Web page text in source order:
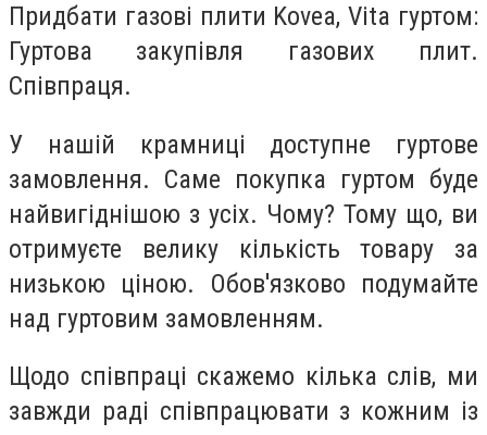
Придбати газові плити Kovea,Vita гуртом:
Гуртова закупівля газових плит.
Співпраця.
У нашій крамниці доступне гуртове
замовлення. Саме покупка гуртом буде
найвигіднішою з усіх. Чому? Тому що, ви
отримуєте велику кількість товару за
низькою ціною. Обов'язково подумайте
над гуртовим замовленням.
Щодо співпраці скажемо кілька слів, ми
завжди раді співпрацювати з кожним із